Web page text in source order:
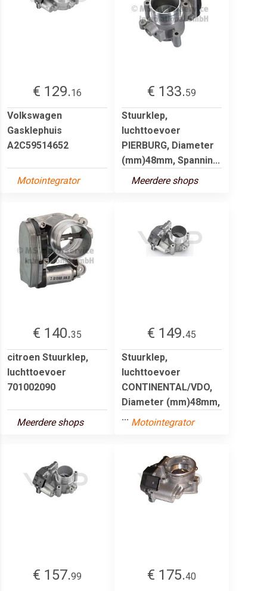
€ 129.16
Volkswagen
Gasklephuis
A2C59514652
Motointegrator
€ 133.59
Stuurklep,
luchttoevoer
PIERBURG, Diameter
(mm)48mm, Spannin...
Meerdere shops
€ 140.35
citroen Stuurklep,
luchttoevoer
701002090
Meerdere shops
€ 149.45
Stuurklep,
luchttoevoer
CONTINENTAL/VDO,
Diameter (mm)48mm,
... Motointegrator
€ 157.99 € 175.40